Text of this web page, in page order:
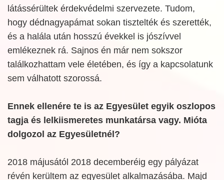
látássérültek érdekvédelmi szervezete. Tudom,
hogy dédnagyapámat sokan tisztelték és szerették,
és a halála után hosszú évekkel is jószívvel
emlékeznek rá. Sajnos én már nem sokszor
találkozhattam vele életében, és így a kapcsolatunk
sem válhatott szorossá.
Ennek ellenére te is az Egyesület egyik oszlopos
tagja és lelkiismeretes munkatársa vagy. Mióta
dolgozol az Egyesületnél?
2018 májusától 2018 decemberéig egy pályázat
révén kerültem az egyesület alkalmazásába. Majd